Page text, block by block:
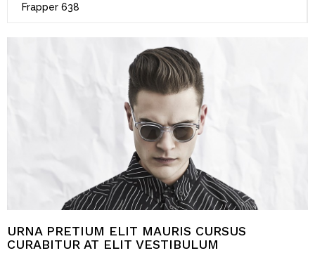
Frapper 638
URNA PRETIUM ELIT MAURIS CURSUS
CURABITUR AT ELIT VESTIBULUM